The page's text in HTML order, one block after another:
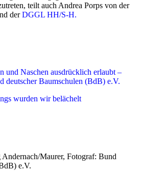
teilt auch Andrea Porps von der
derDGGL HH/S-H.
und Naschen ausdrücklich erlaubt –
deutscher Baumschulen (BdB) e.V.
wurden wir belächelt
Maurer, Fotograf: Bund
e.V.